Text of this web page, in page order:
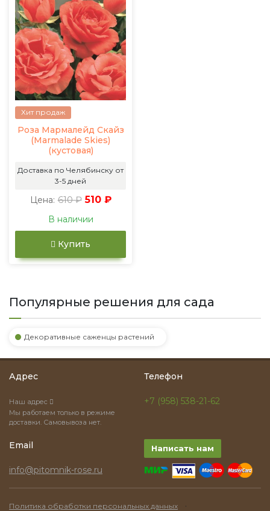
Хит продаж
Роза Мармалейд Скайз
(Marmalade Skies)
(кустовая)
Доставка по Челябинску от
3-5 дней
Цена: 610 ₽ 510 ₽
В наличии
Купить
Популярные решения для сада
Декоративные саженцы растений
Адрес
Наш адрес
Мы работаем только в режиме
доставки. Самовывоза нет.
Телефон
+7 (958) 538-21-62
Email
info@pitomnik-rose.ru
Написать нам
Политика обработки персональных данных ·